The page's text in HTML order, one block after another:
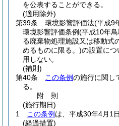
を公表することができる。
(適用除外)
第39条
環境影響評価法(平成9
環境影響評価条例(平成10年
る廃棄物処理施設又は移動式
めるものに限る。)の設置につ
用しない。
(補則)
第40条
この条例の施行に関し
る。
附 則
(施行期日)
1
この条例 は、平成30年4月1
(経過措置)